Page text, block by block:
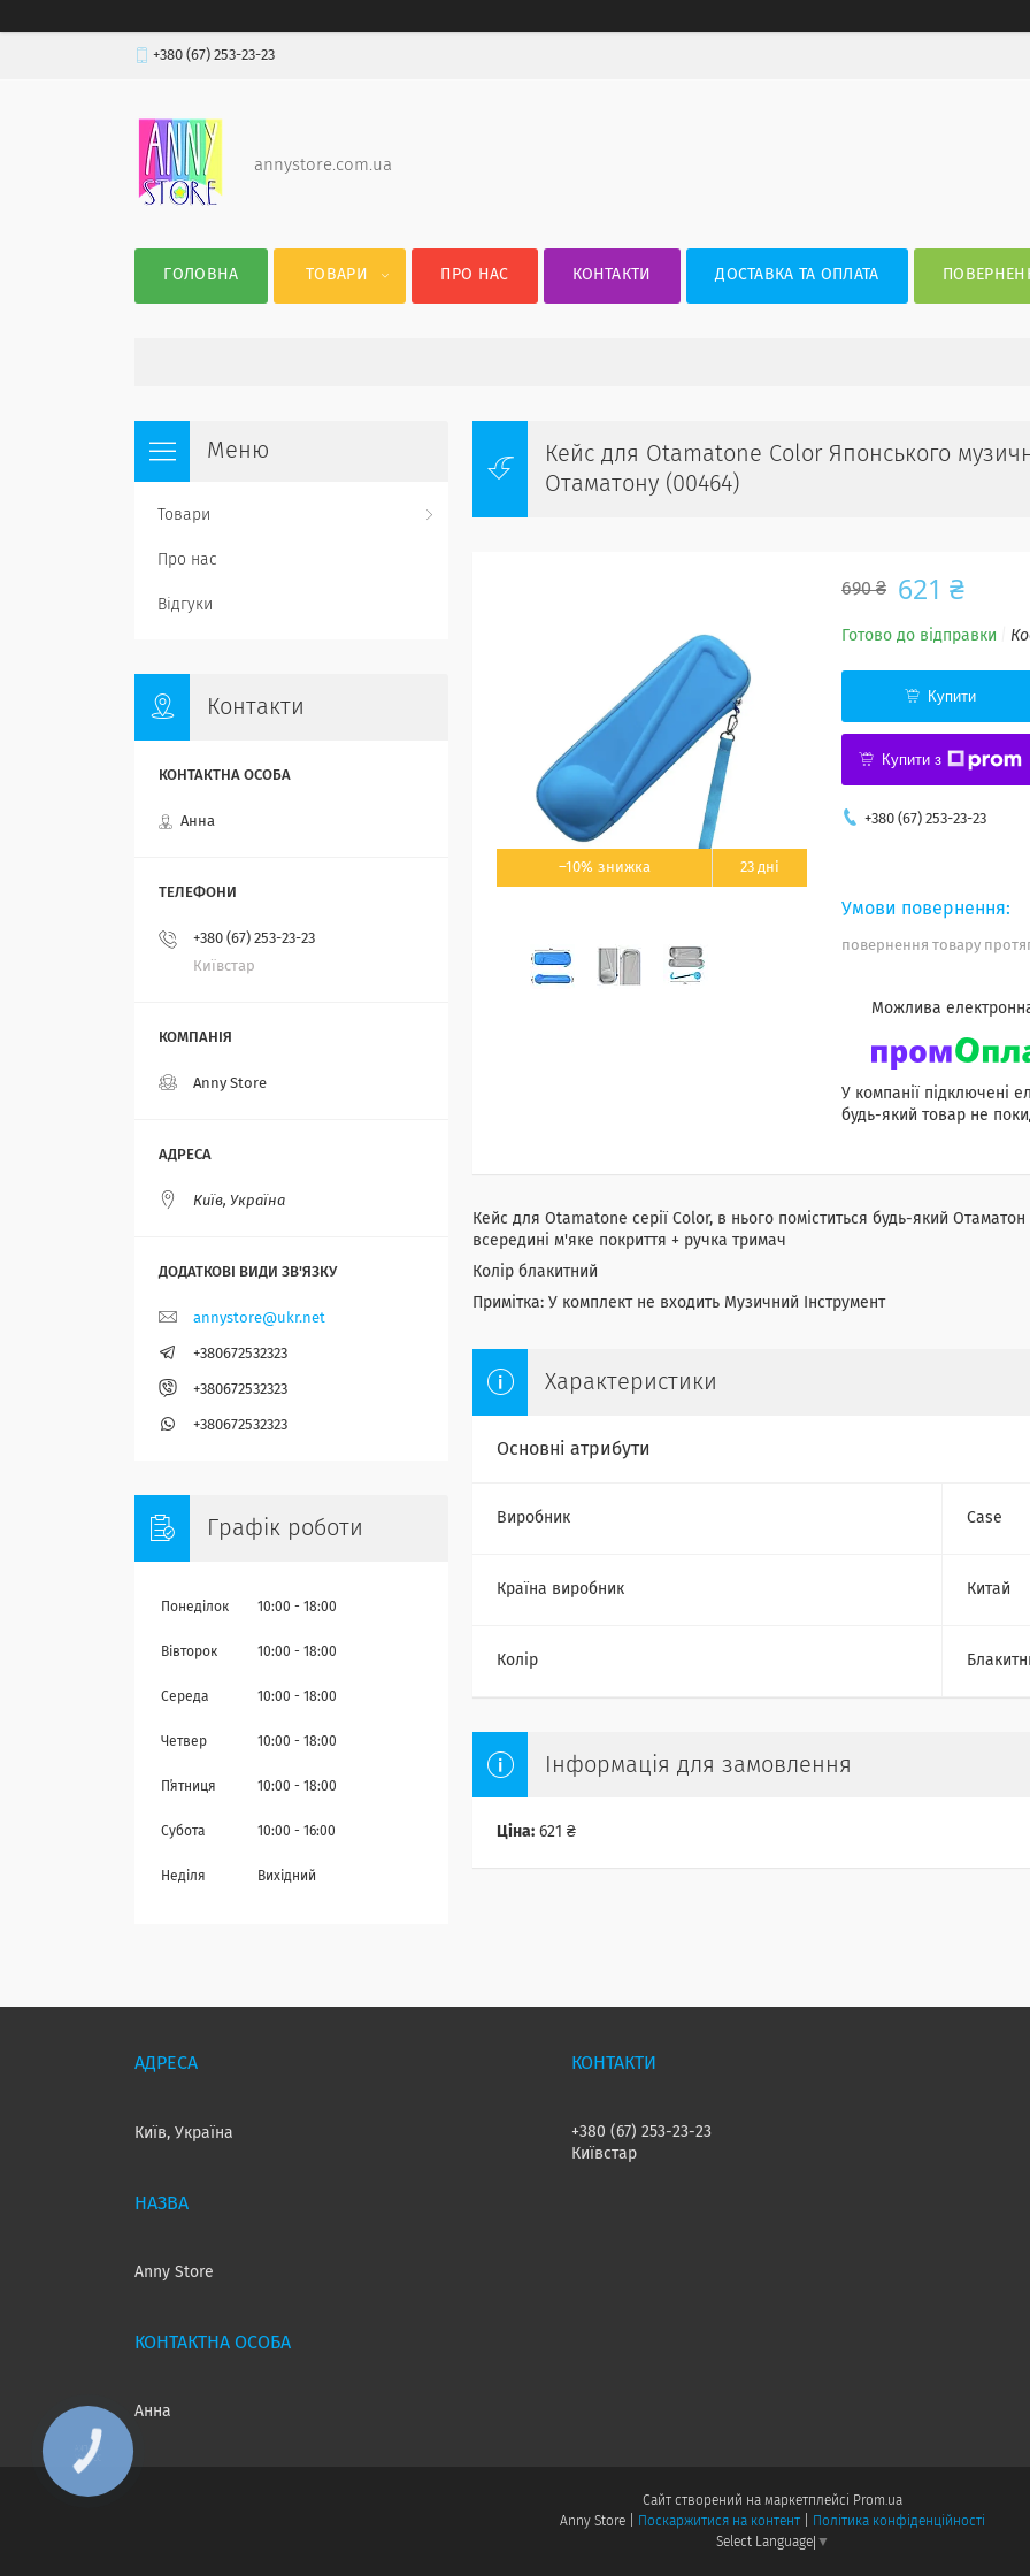
+380 (67) 253-23-23
annystore.com.ua
ГОЛОВНА ТОВАРИ ПРО НАС КОНТАКТИ ДОСТАВКА ТА ОПЛАТА
Кейс для Otamatone Color Японського
Отаматону (00464)
–10% 23 дні
690 ₴ 621 ₴
Готово до відправки
Купити
Купити з
+380 (67) 253-23-23
повернення товару
У компанії підключені
будь-який товар не
Кейс для Otamatone серії Color, в нього поміститься будь-який
всередині м'яке покриття + ручка тримач
Колір блакитний
Примітка: У комплект не входить Музичний Інструмент
Характеристики
Основні атрибути
Виробник Case
Країна виробник Китай
Колір
Інформація для замовлення
Ціна: 621 ₴
Товари
Про нас
Відгуки
Контакти
Анна
+380 (67) 253-23-23
Київстар
Anny Store
Київ, Україна
annystore@ukr.net
+380672532323
+380672532323
+380672532323
Графік роботи
Понеділок 10:00 18:00
Вівторок 10:00 18:00
Середа 10:00 18:00
Четвер 10:00 18:00
Пʼятниця 10:00 18:00
Субота 10:00 16:00
Неділя Вихідний
Київ, Україна
Anny Store
Анна
+380 (67) 253-23-23
Київстар
Сайт створений на маркетплейсі Prom.ua
Поскаржитися на контент
Політика конфіденційності
Select Language ▼
КНОПКА
ЗВ'ЯЗКУ